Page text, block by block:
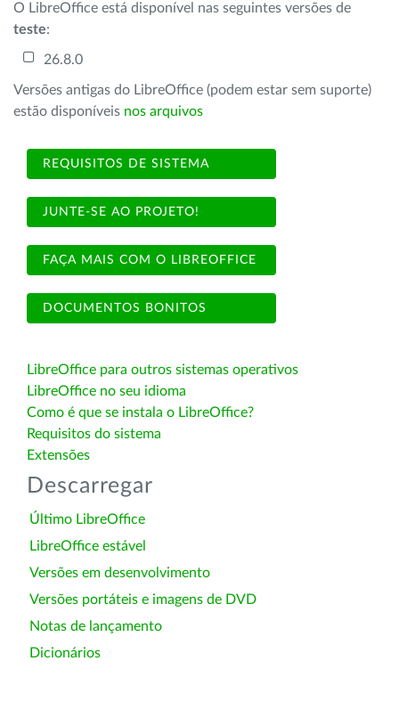
O LibreOffice está disponível nas seguintes versões de
teste:
26.8.0
Versões antigas do LibreOffice (podem estar sem suporte)
estão disponíveis nos arquivos
REQUISITOS DE SISTEMA
JUNTE-SE AO PROJETO!
FAÇA MAIS COM O LIBREOFFICE
DOCUMENTOS BONITOS
LibreOffice para outros sistemas operativos
LibreOffice no seu idioma
Como é que se instala o LibreOffice?
Requisitos do sistema
Extensões
Descarregar
Último LibreOffice
LibreOffice estável
Versões em desenvolvimento
Versões portáteis e imagens de DVD
Notas de lançamento
Dicionários